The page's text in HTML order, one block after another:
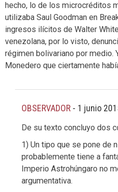
hecho, lo de los microcréditos
utilizaba Saul Goodman en
ingresos ilícitos de Walter
venezolana, por lo visto,
régimen bolivariano por medio.
Monedero que ciertamente
OBSERVADOR - 1 junio
De su texto concluyo dos
1) Un tipo que se pone de
probablemente tiene a
Imperio Astrohúngaro no
argumentativa.